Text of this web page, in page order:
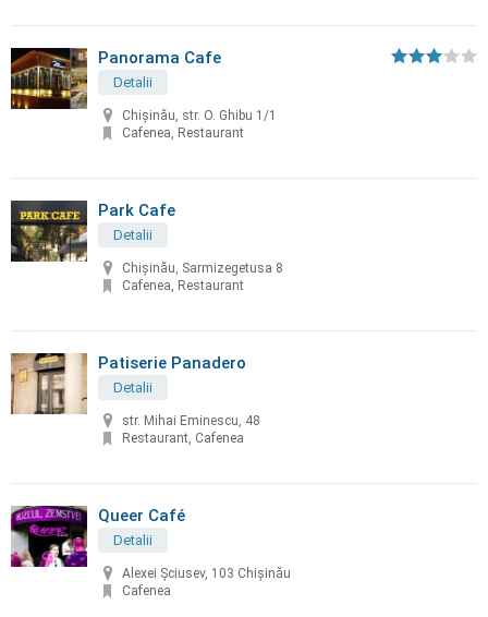
Panorama Cafe
Detalii
Chișinău, str. O. Ghibu 1/1
Cafenea, Restaurant
Park Cafe
Detalii
Chișinău, Sarmizegetusa 8
Cafenea, Restaurant
Patiserie Panadero
Detalii
str. Mihai Eminescu, 48
Restaurant, Cafenea
Queer Café
Detalii
Alexei Șciusev, 103 Chișinău
Cafenea